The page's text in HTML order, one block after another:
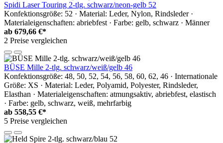
Spidi Laser Touring 2-tlg. schwarz/neon-gelb 52
Konfektionsgröße: 52 · Material: Leder, Nylon, Rindsleder ·
Materialeigenschaften: abriebfest · Farbe: gelb, schwarz · Männer
ab 679,66 €*
2 Preise vergleichen
BÜSE Mille 2-tlg. schwarz/weiß/gelb 46
Konfektionsgröße: 48, 50, 52, 54, 56, 58, 60, 62, 46 · Internationale
Größe: XS · Material: Leder, Polyamid, Polyester, Rindsleder,
Elasthan · Materialeigenschaften: atmungsaktiv, abriebfest, elastisch
· Farbe: gelb, schwarz, weiß, mehrfarbig
ab 558,55 €*
5 Preise vergleichen